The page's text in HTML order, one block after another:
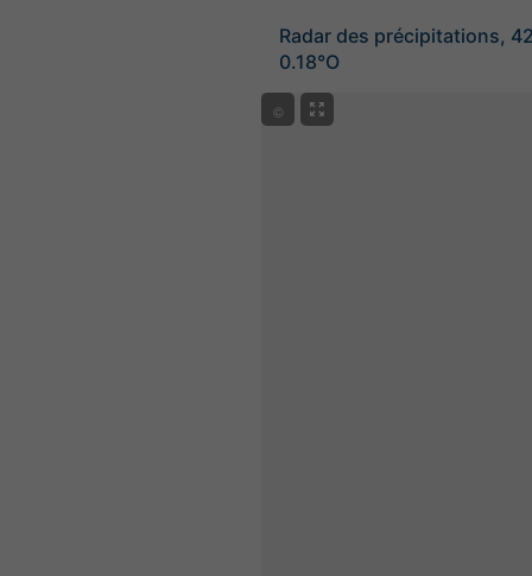
Radar des précipitations,
0.18°O
©